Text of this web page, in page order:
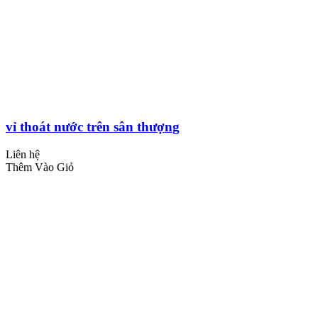
vỉ thoát nước trên sân thượng
Liên hệ
Thêm Vào Giỏ